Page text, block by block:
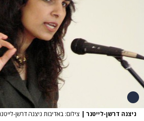
ניצנה דרשן-לייטנר | צילום: באדיבות ניצנה דרשן-